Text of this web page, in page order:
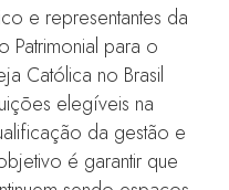
e representantes da
Patrimonial para o
Católica no Brasil
elegíveis na
da gestão e
é garantir que